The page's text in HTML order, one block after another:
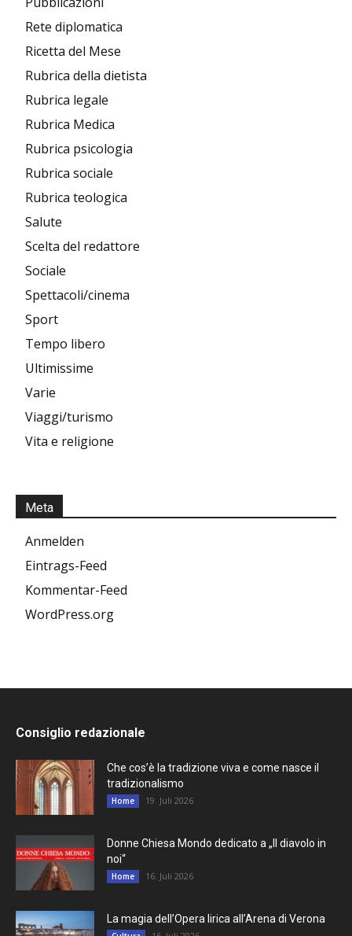
Rete diplomatica
Ricetta del Mese
Rubrica della dietista
Rubrica legale
Rubrica Medica
Rubrica psicologia
Rubrica sociale
Rubrica teologica
Salute
Scelta del redattore
Sociale
Spettacoli/cinema
Sport
Tempo libero
Ultimissime
Varie
Viaggi/turismo
Vita e religione
Meta
Anmelden
Eintrags-Feed
Kommentar-Feed
WordPress.org
Consiglio redazionale
Che cos’è la tradizione viva e come nasce il
tradizionalismo
Home 19. Juli 2026
Donne Chiesa Mondo dedicato a „Il diavolo in
noi“
Home 16. Juli 2026
La magia dell’Opera lirica all’Arena di Verona